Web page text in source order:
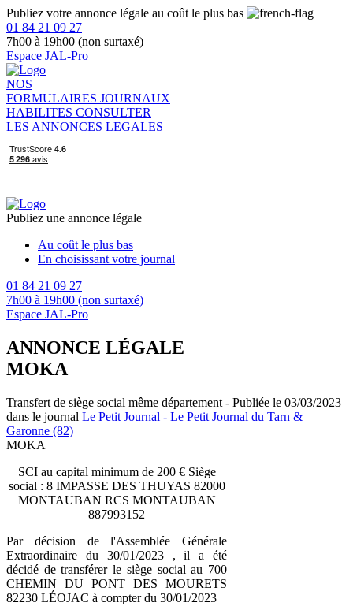
Publiez votre annonce légale au coût le plus bas
01 84 21 09 27
7h00 à 19h00 (non surtaxé)
Espace JAL-Pro
NOS
FORMULAIRES JOURNAUX
HABILITES CONSULTER
LES ANNONCES LEGALES
Publiez une annonce légale
Au coût le plus bas
En choisissant votre journal
01 84 21 09 27
7h00 à 19h00 (non surtaxé)
Espace JAL-Pro
ANNONCE LÉGALE
MOKA
Transfert de siège social même département - Publiée le 03/03/2023
dans le journal Le Petit Journal - Le Petit Journal du Tarn &
Garonne (82)
MOKA
SCI au capital minimum de 200 € Siège
social : 8 IMPASSE DES THUYAS 82000
MONTAUBAN RCS MONTAUBAN
887993152
Par décision de l'Assemblée Générale
Extraordinaire du 30/01/2023 , il a été
décidé de transférer le siège social au 700
CHEMIN DU PONT DES MOURETS
82230 LÉOJAC à compter du 30/01/2023